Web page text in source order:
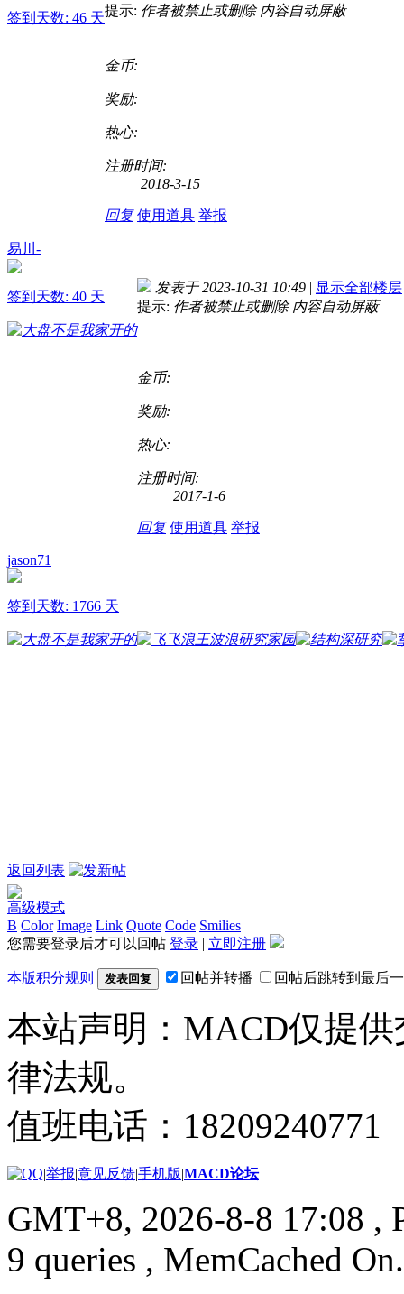
签到天数: 46 天提示: 作者被禁止或删除 内容自动屏蔽
金币:
奖励:
热心:
注册时间:
2018-3-15
回复 使用道具 举报
易川-
签到天数: 40 天
发表于 2023-10-31 10:49 | 显示全部楼层
提示: 作者被禁止或删除 内容自动屏蔽
金币:
奖励:
热心:
注册时间:
2017-1-6
回复 使用道具 举报
jason71
签到天数: 1766 天
返回列表
高级模式
B Color Image Link Quote Code Smilies
您需要登录后才可以回帖 登录 | 立即注册
本版积分规则 发表回复 回帖并转播 回帖后跳转到最后
本站声明：MACD仅提
律法规。
值班电话：
|举报|意见反馈|手机版|MACD论坛
GMT+8, 2026-8-8 17:08 ,
9 queries , MemCached On.